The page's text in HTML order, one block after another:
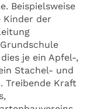
Beispielsweise
Kinder der
je ein Apfel-,
Stachel- und
Treibende Kraft